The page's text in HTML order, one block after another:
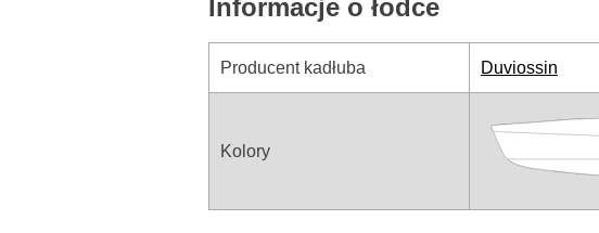
Informacje o łodce
Producent kadłuba Duviossin
Kolory